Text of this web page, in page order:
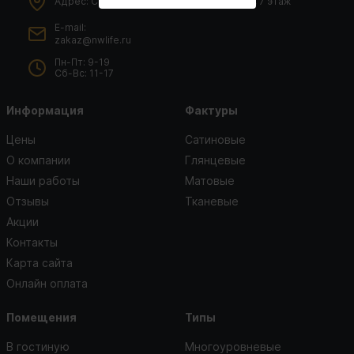
E-mail:
zakaz@nwlife.ru
Пн-Пт: 9-19
Сб-Вс: 11-17
Информация
Цены
О компании
Наши работы
Отзывы
Акции
Контакты
Карта сайта
Онлайн оплата
Фактуры
Сатиновые
Глянцевые
Матовые
Тканевые
Помещения
В гостиную
Типы
Многоуровневые